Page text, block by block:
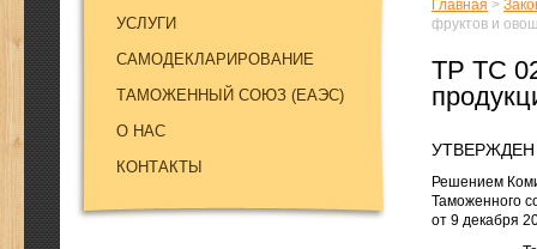
УСЛУГИ
САМОДЕКЛАРИРОВАНИЕ
ТАМОЖЕННЫЙ СОЮЗ (EAЭC)
О НАС
КОНТАКТЫ
Главная >
фруктов и
ТР ТС
УТВЕРЖДЕН
Решением
Таможенного
от 9 декабря